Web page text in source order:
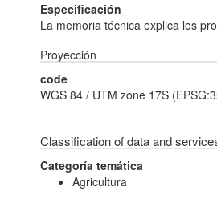
Especificación
La memoria técnica explica los
Proyección
code
WGS 84 / UTM zone 17S
Classification of data and
Categoría temática
Agricultura